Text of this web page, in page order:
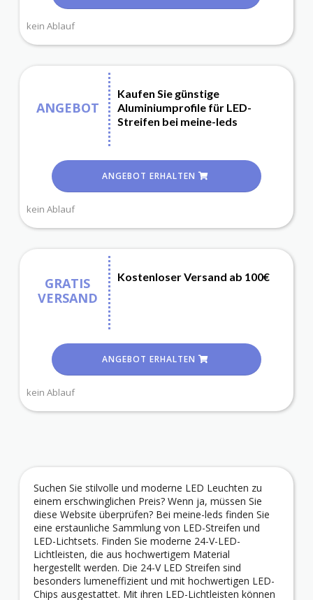
kein Ablauf
ANGEBOT
Kaufen Sie günstige
Aluminiumprofile für LED-
Streifen bei meine-leds
ANGEBOT ERHALTEN
kein Ablauf
GRATIS
VERSAND
Kostenloser Versand ab 100€
ANGEBOT ERHALTEN
kein Ablauf
Suchen Sie stilvolle und moderne LED Leuchten zu
einem erschwinglichen Preis? Wenn ja, müssen Sie
diese Website überprüfen? Bei meine-leds finden Sie
eine erstaunliche Sammlung von LED-Streifen und
LED-Lichtsets. Finden Sie moderne 24-V-LED-
Lichtleisten, die aus hochwertigem Material
hergestellt werden. Die 24-V LED Streifen sind
besonders lumeneffizient und mit hochwertigen LED-
Chips ausgestattet. Mit ihren LED-Lichtleisten können